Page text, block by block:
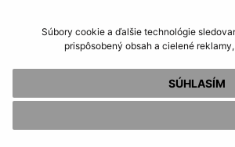
Súbory cookie a ďalšie technológie
prispôsobený obsah a cielené
SÚHLASÍM